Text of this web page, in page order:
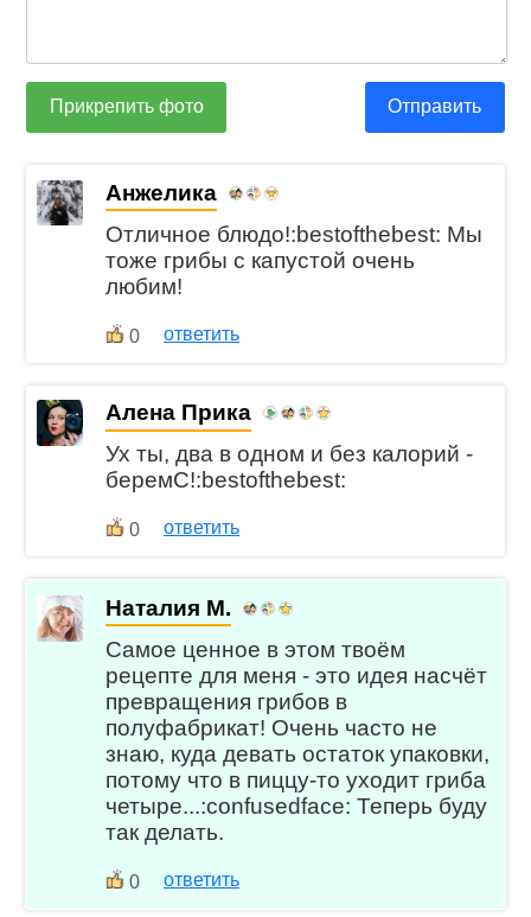
Прикрепить фото Отправить
Анжелика
Отличное блюдо!:bestofthebest: Мы
тоже грибы с капустой очень
любим!
0 ответить
Алена Прика
Ух ты, два в одном и без калорий -
беремС!:bestofthebest:
0 ответить
Наталия М.
Самое ценное в этом твоём
рецепте для меня - это идея насчёт
превращения грибов в
полуфабрикат! Очень часто не
знаю, куда девать остаток упаковки,
потому что в пиццу-то уходит гриба
четыре...:confusedface: Теперь буду
так делать.
0 ответить